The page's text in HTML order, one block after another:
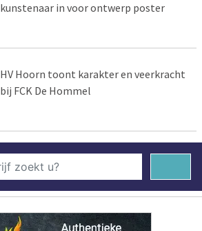
kunstenaar in voor ontwerp poster
HV Hoorn toont karakter en veerkracht
bij FCK De Hommel